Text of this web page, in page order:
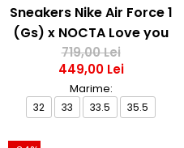
Sneakers Nike Air Force 1
(Gs) x NOCTA Love you
Forever X Drake
719,00 Lei
449,00 Lei
Marime:
32 33 33.5 35.5